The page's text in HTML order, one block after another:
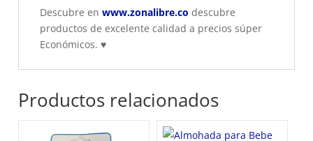
Descubre en www.zonalibre.co descubre
productos de excelente calidad a precios súper
Económicos. ♥
Productos relacionados